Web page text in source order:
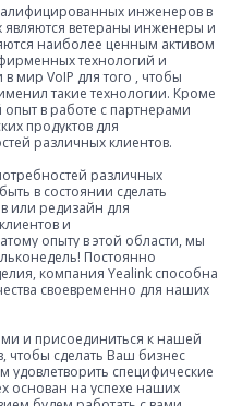
инженеров в
ветераны инженеры и
наиболее ценным активом
технологий и
мир VoIP для того , чтобы
такие технологии. Кроме
в работе с партнерами
продуктов для
различных клиентов.
различных
в состоянии сделать
или редизайн для
и
опыту в этой области, мы
! Постоянно
компания Yealink способна
своевременно для наших
и присоединиться к нашей
чтобы сделать Ваш бизнес
специфические
основан на успехе наших